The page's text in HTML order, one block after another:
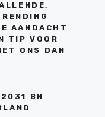
AANDACHT
TIP VOOR
ONS DAN
BN